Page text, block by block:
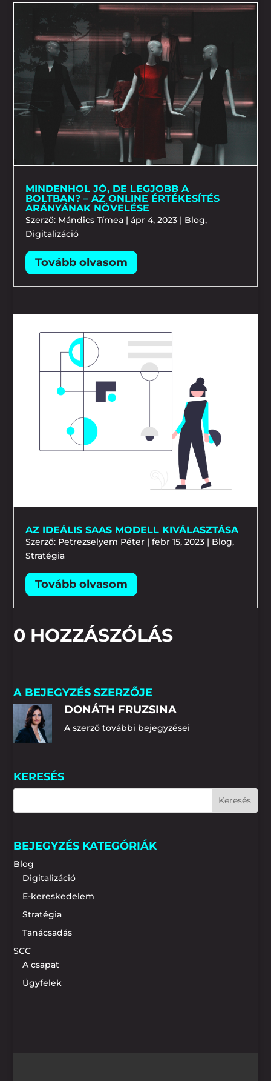
MINDENHOL JÓ, DE LEGJOBB A
BOLTBAN? – AZ ONLINE ÉRTÉKESÍTÉS
ARÁNYÁNAK NÖVELÉSE
Szerző: Mándics Tímea |ápr 4, 2023 | Blog,
Digitalizáció
AZ IDEÁLIS SAAS MODELL KIVÁLASZTÁSA
Szerző: Petrezselyem Péter |febr 15, 2023 | Blog,
Stratégia
0 HOZZÁSZÓLÁS
A BEJEGYZÉS SZERZŐJE
DONÁTH FRUZSINA
A szerző további bejegyzései
KERESÉS
BEJEGYZÉS KATEGÓRIÁK
Blog
Digitalizáció
E-kereskedelem
Stratégia
Tanácsadás
SCC
A csapat
Ügyfelek